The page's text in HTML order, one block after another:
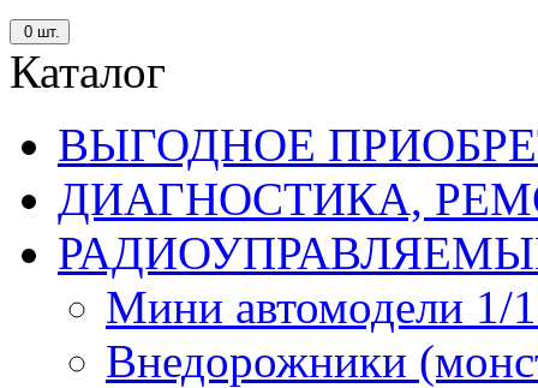
0 шт.
Каталог
ВЫГОДНОЕ
ДИАГНОСТИКА,
Мини автомодели 1/
Внедорожники